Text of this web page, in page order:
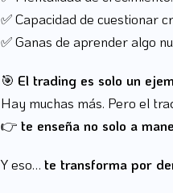
✅ Capacidad de cuestionar
✅ Ganas de aprender algo
🎯 El trading es solo un
Hay muchas más. Pero el
👉 te enseña no solo a
Y eso… te transforma por